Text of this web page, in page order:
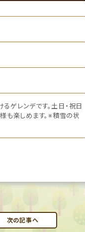
ゲレンデです。土日・祝日
も楽しめます。※積雪の状
次の記事へ